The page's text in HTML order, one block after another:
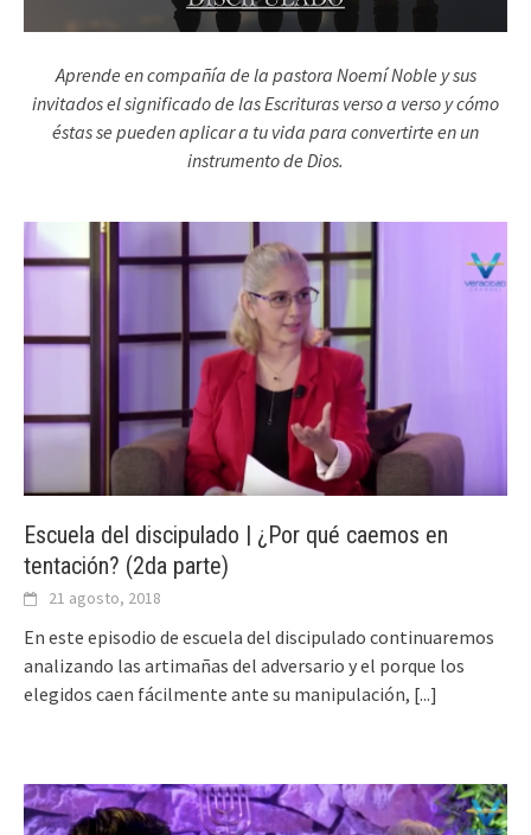
Aprende en compañía de la pastora Noemí Noble y sus
invitados el significado de las Escrituras verso a verso y cómo
éstas se pueden aplicar a tu vida para convertirte en un
instrumento de Dios.
Escuela del discipulado | ¿Por qué caemos en
tentación? (2da parte)
21 agosto, 2018
En este episodio de escuela del discipulado continuaremos
analizando las artimañas del adversario y el porque los
elegidos caen fácilmente ante su manipulación, [...]